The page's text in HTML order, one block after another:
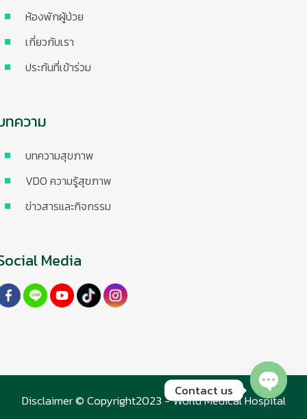
ห้องพักผู้ป่วย
เกี่ยวกับเรา
ประกันที่เข้าร่วม
ทความ
บทความสุขภาพ
VDO ความรู้สุขภาพ
ข่าวสารและกิจกรรม
Media
Disclaimer © Copyright2023 - World Medical Hospital
Contact us